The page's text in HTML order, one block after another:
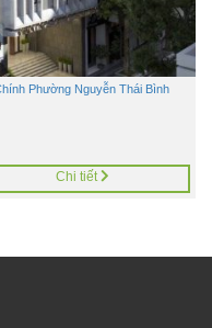
Phường Nguyễn Thái Bình
Chi tiết